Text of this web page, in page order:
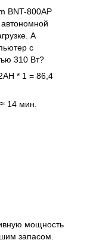
BNT-800AP
А
с
310 Вт?
* 1 = 86,4
14 мин.
мощность
запасом.